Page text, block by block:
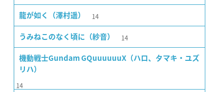
龍が如く（澤村遥） 14
うみねこのなく頃に（紗音） 14
機動戦士Gundam GQuuuuuuX（ハロ、タマキ・ユズ
リハ）
14